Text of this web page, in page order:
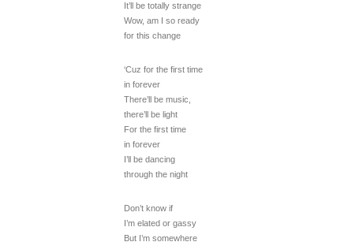
It’ll be totally strange
Wow, am I so ready
for this change
‘Cuz for the first time
in forever
There’ll be music,
there’ll be light
For the first time
in forever
I’ll be dancing
through the night
Don’t know if
I’m elated or gassy
But I’m somewhere